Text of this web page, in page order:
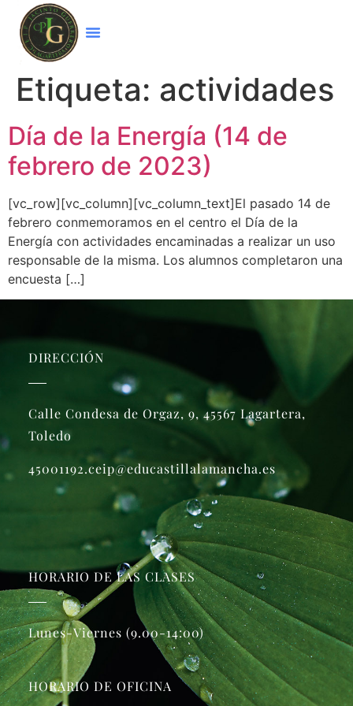
Etiqueta: actividades
Día de la Energía (14 de
febrero de 2023)
[vc_row][vc_column][vc_column_text]El pasado 14 de
febrero conmemoramos en el centro el Día de la
Energía con actividades encaminadas a realizar un uso
responsable de la misma. Los alumnos completaron una
encuesta […]
DIRECCIÓN
Calle Condesa de Orgaz, 9, 45567 Lagartera,
Toledo
45001192.ceip@educastillalamancha.es
HORARIO DE LAS CLASES
Lunes-Viernes (9.00-14:00)
HORARIO DE OFICINA